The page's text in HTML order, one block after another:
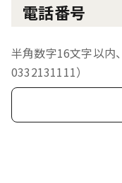
電話番号
半角数字16文字以内
0332131111）